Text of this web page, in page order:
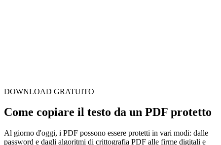
DOWNLOAD GRATUITO
Come copiare il testo da un PDF protetto
Al giorno d'oggi, i PDF possono essere protetti in vari modi: dalle
password e dagli algoritmi di crittografia PDF alle firme digitali e